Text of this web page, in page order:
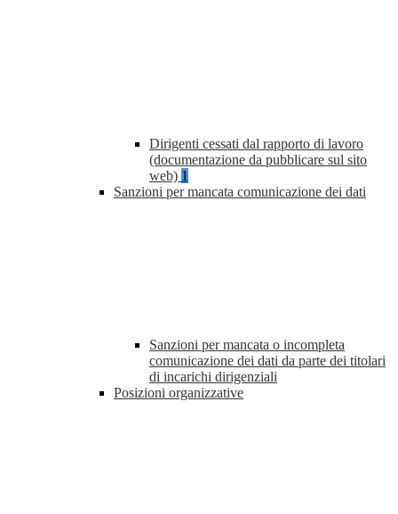
Dirigenti cessati dal rapporto di lavoro
(documentazione da pubblicare sul sito
web) 1
Sanzioni per mancata comunicazione dei dati
Sanzioni per mancata o incompleta
comunicazione dei dati da parte dei titolari
di incarichi dirigenziali
Posizioni organizzative